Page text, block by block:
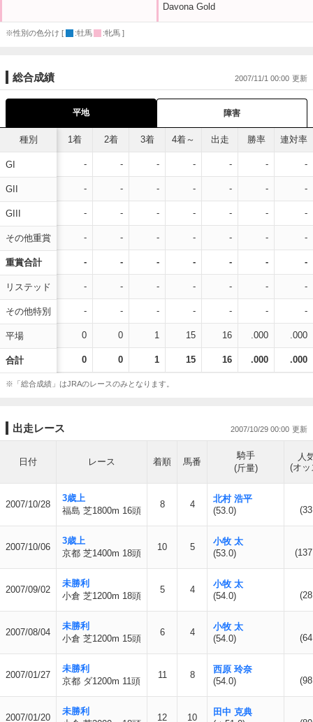
Davona Gold
※性別の色分け [ :牡馬 :牝馬 ]
総合成績 2007/11/1 00:00
平地 障害
種別
GI
GII
GIII
その他重賞
重賞合計
リステッド
その他特別
平場
合計
1着 2着 3着 4着～ 出走 勝率 連対率
- - - - - - -
- - - - - - -
- - - - - - -
- - - - - - -
- - - - - - -
- - - - - - -
- - - - - - -
0 0 1 15 16 .000 .000
0 0 1 15 16 .000 .000
※「総合成績」はJRAのレースのみとなります。
出走レース 2007/10/29 00:00
日付 レース 着順 馬番
騎手
(斤量)
人
(オッ
2007/10/28
3歳上
福島 芝1800m 16頭
8 4
北村 浩平
(53.0)
2007/10/06
3歳上
京都 芝1400m 18頭
10 5
小牧 太
(53.0)
2007/09/02
未勝利
小倉 芝1200m 18頭
5 4
小牧 太
(54.0)
2007/08/04
未勝利
小倉 芝1200m 15頭
6 4
小牧 太
(54.0)
2007/01/27
未勝利
京都 ダ1200m 11頭
11 8
西原 玲奈
(54.0)
2007/01/20
未勝利
12 10
田中 克典